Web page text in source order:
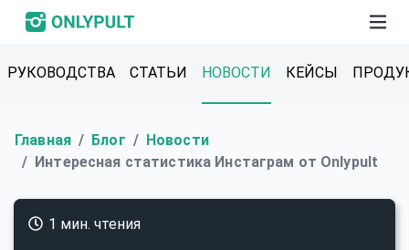
РУКОВОДСТВА СТАТЬИ НОВОСТИ КЕЙСЫ
Главная Блог
Новости
Интересная статистика Инстаграм от Onlypult
1 мин. чтения